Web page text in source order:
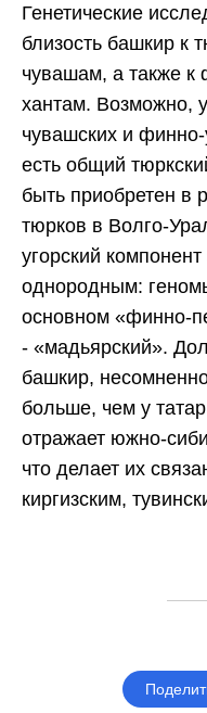
Генетические
близость башкир к
чувашам, а также к
хантам. Возможно,
чувашских и
есть общий
быть приобретен в
тюрков в Волго-
угорский
однородным:
основном «финно-
- «мадьярский».
башкир,
больше, чем у
отражает южно-
что делает их
киргизским,
Узнайте,
Происхождение,